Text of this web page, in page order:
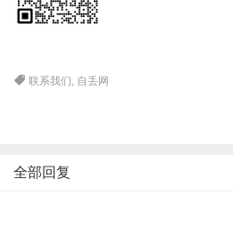
联系我们, 自丢网
全部回复